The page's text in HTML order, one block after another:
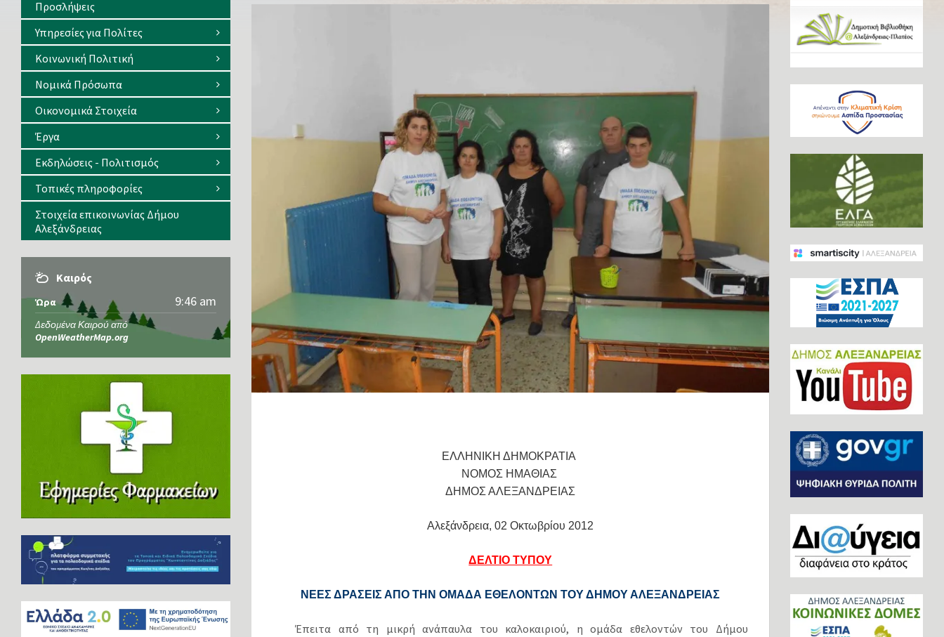
ΕΛΛΗΝΙΚΗ ΔΗΜΟΚΡΑΤΙΑ
ΝΟΜΟΣ ΗΜΑΘΙΑΣ
ΔΗΜΟΣ ΑΛΕΞΑΝΔΡΕΙΑΣ
Αλεξάνδρεια,02 Οκτωβρίου 2012
ΔΕΛΤΙΟ ΤΥΠΟΥ
ΝΕΕΣ ΔΡΑΣΕΙΣ ΑΠΟ ΤΗΝ ΟΜΑΔΑ ΕΘΕΛΟΝΤΩΝ ΤΟΥ ΔΗΜΟΥ ΑΛΕΞΑΝΔΡΕΙΑΣ
Έπειτα από τη μικρή ανάπαυλα του καλοκαιριού, η ομάδα εθελοντών του Δήμου
Προσλήψεις
Υπηρεσίες για Πολίτες
Κοινωνική Πολιτική
Νομικά Πρόσωπα
Οικονομικά Στοιχεία
Έργα
Εκδηλώσεις - Πολιτισμός
Τοπικές πληροφορίες
Στοιχεία επικοινωνίας Δήμου
Αλεξάνδρειας
Καιρός
Ώρα 9:46 am
Δεδομένα Καιρού από
OpenWeatherMap.org